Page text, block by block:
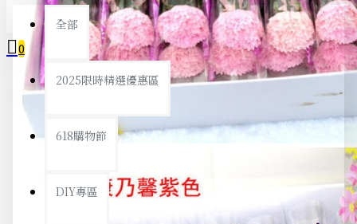
全部
2025限時精選優惠區
618購物節
DIY專區
0
您的購物車內沒有商品！